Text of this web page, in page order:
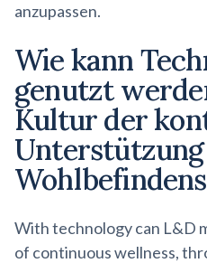
anzupassen.
Wie kann
genutzt
Kultur der
Unterstützung
With technology can L&D
of continuous wellness,